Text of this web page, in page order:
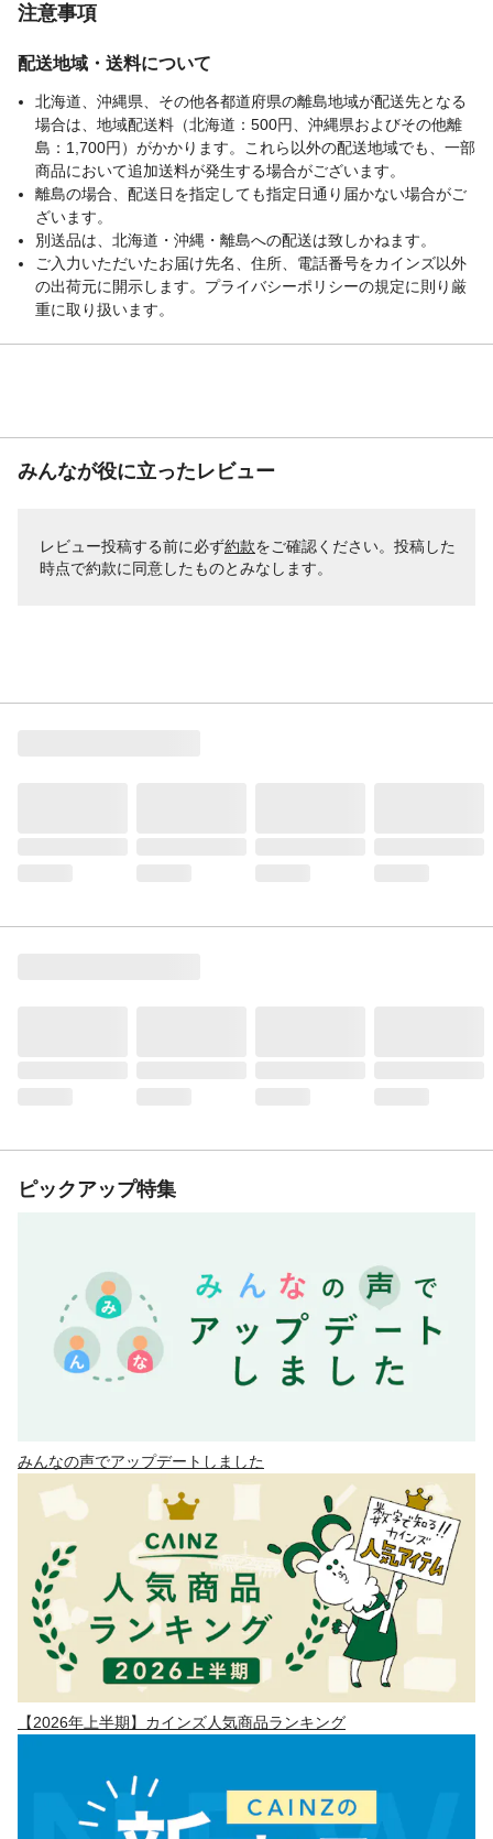
注意事項
配送地域・送料について
北海道、沖縄県、その他各都道府県の離島地域が配送先となる
場合は、地域配送料（北海道：500円、沖縄県およびその他離
島：1,700円）がかかります。これら以外の配送地域でも、一部
商品において追加送料が発生する場合がございます。
離島の場合、配送日を指定しても指定日通り届かない場合がご
ざいます。
別送品は、北海道・沖縄・離島への配送は致しかねます。
ご入力いただいたお届け先名、住所、電話番号をカインズ以外
の出荷元に開示します。プライバシーポリシーの規定に則り厳
重に取り扱います。
みんなが役に立ったレビュー
レビュー投稿する前に必ず約款をご確認ください。投稿した
時点で約款に同意したものとみなします。
ピックアップ特集
みんなの声でアップデートしました
【2026年上半期】カインズ人気商品ランキング